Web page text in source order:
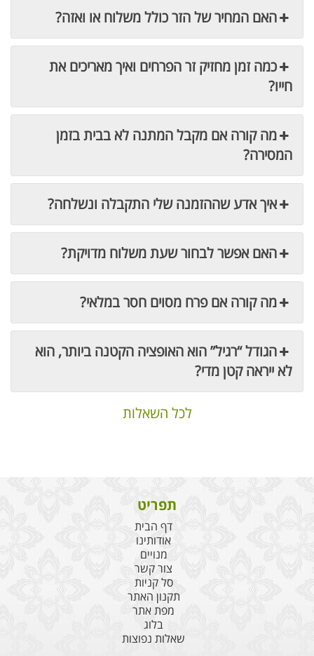
האם המחיר של הזר כולל משלוח או ואזה?
כמה זמן מחזיק זר הפרחים ואיך מאריכים את
חייו?
מה קורה אם מקבל המתנה לא בבית בזמן
המסירה?
איך אדע שההזמנה שלי התקבלה ונשלחה?
האם אפשר לבחור שעת משלוח מדויקת?
מה קורה אם פרח מסוים חסר במלאי?
הגודל “רגיל” הוא האופציה הקטנה ביותר, הוא
לא ייראה קטן מדי?
לכל השאלות
תפריט
דף הבית
אודותינו
מנויים
צור קשר
סל קניות
תקנון האתר
מפת אתר
בלוג
שאלות נפוצות